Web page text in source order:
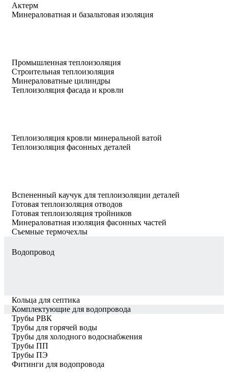
Актерм
Минераловатная и базальтовая изоляция
Промышленная теплоизоляция
Строительная теплоизоляция
Минераловатные цилиндры
Теплоизоляция фасада и кровли
Теплоизоляция кровли минеральной ватой
Теплоизоляция фасонных деталей
Вспененный каучук для теплоизоляции деталей
Готовая теплоизоляция отводов
Готовая теплоизоляция тройников
Минераловатная изоляция фасонных частей
Съемные термочехлы
Водопровод
Кольца для септика
Комплектующие для водопровода
Трубы РВК
Трубы для горячей воды
Трубы для холодного водоснабжения
Трубы ПП
Трубы ПЭ
Фитинги для водопровода